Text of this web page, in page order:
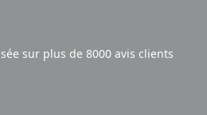
sur plus de 8000 avis clients